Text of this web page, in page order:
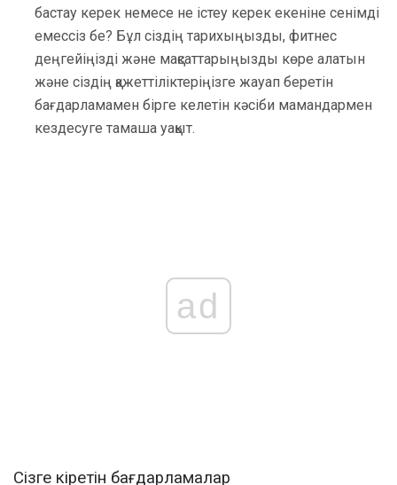
бастау керек немесе не істеу керек екеніне сенімді
емессіз бе? Бұл сіздің тарихыңызды, фитнес
деңгейіңізді және мақсаттарыңызды көре алатын
және сіздің қажеттіліктеріңізге жауап беретін
бағдарламамен бірге келетін кәсіби мамандармен
кездесуге тамаша уақыт.
ad
Сізге кіретін бағдарламалар